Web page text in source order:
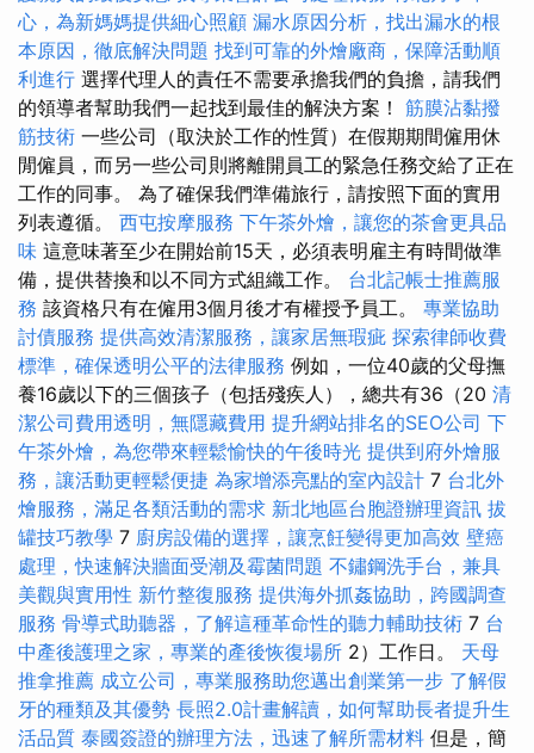
心，為新媽媽提供細心照顧 漏水原因分析，找出漏水的根
本原因，徹底解決問題 找到可靠的外燴廠商，保障活動順
利進行 選擇代理人的責任不需要承擔我們的負擔，請我們
的領導者幫助我們一起找到最佳的解決方案！ 筋膜沾黏撥
筋技術 一些公司（取決於工作的性質）在假期期間僱用休
閒僱員，而另一些公司則將離開員工的緊急任務交給了正在
工作的同事。 為了確保我們準備旅行，請按照下面的實用
列表遵循。 西屯按摩服務 下午茶外燴，讓您的茶會更具品
味 這意味著至少在開始前15天，必須表明雇主有時間做準
備，提供替換和以不同方式組織工作。 台北記帳士推薦服
務 該資格只有在僱用3個月後才有權授予員工。 專業協助
討債服務 提供高效清潔服務，讓家居無瑕疵 探索律師收費
標準，確保透明公平的法律服務 例如，一位40歲的父母撫
養16歲以下的三個孩子（包括殘疾人），總共有36（20 清
潔公司費用透明，無隱藏費用 提升網站排名的SEO公司 下
午茶外燴，為您帶來輕鬆愉快的午後時光 提供到府外燴服
務，讓活動更輕鬆便捷 為家增添亮點的室內設計 7 台北外
燴服務，滿足各類活動的需求 新北地區台胞證辦理資訊 拔
罐技巧教學 7 廚房設備的選擇，讓烹飪變得更加高效 壁癌
處理，快速解決牆面受潮及霉菌問題 不鏽鋼洗手台，兼具
美觀與實用性 新竹整復服務 提供海外抓姦協助，跨國調查
服務 骨導式助聽器，了解這種革命性的聽力輔助技術 7 台
中產後護理之家，專業的產後恢復場所 2）工作日。 天母
推拿推薦 成立公司，專業服務助您邁出創業第一步 了解假
牙的種類及其優勢 長照2.0計畫解讀，如何幫助長者提升生
活品質 泰國簽證的辦理方法，迅速了解所需材料 但是，簡